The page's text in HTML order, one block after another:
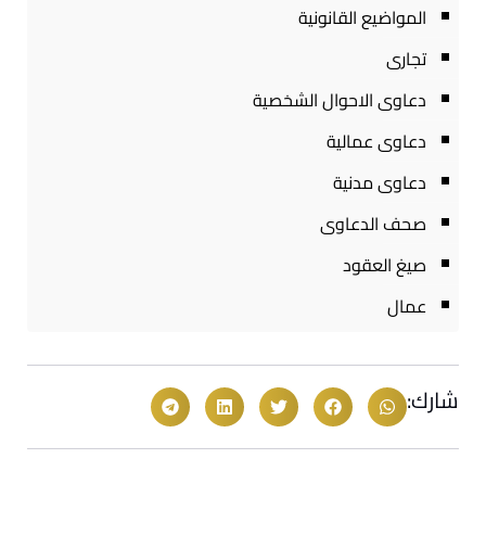
المواضيع القانونية
تجارى
دعاوى الاحوال الشخصية
دعاوى عمالية
دعاوى مدنية
صحف الدعاوى
صيغ العقود
عمال
شارك: